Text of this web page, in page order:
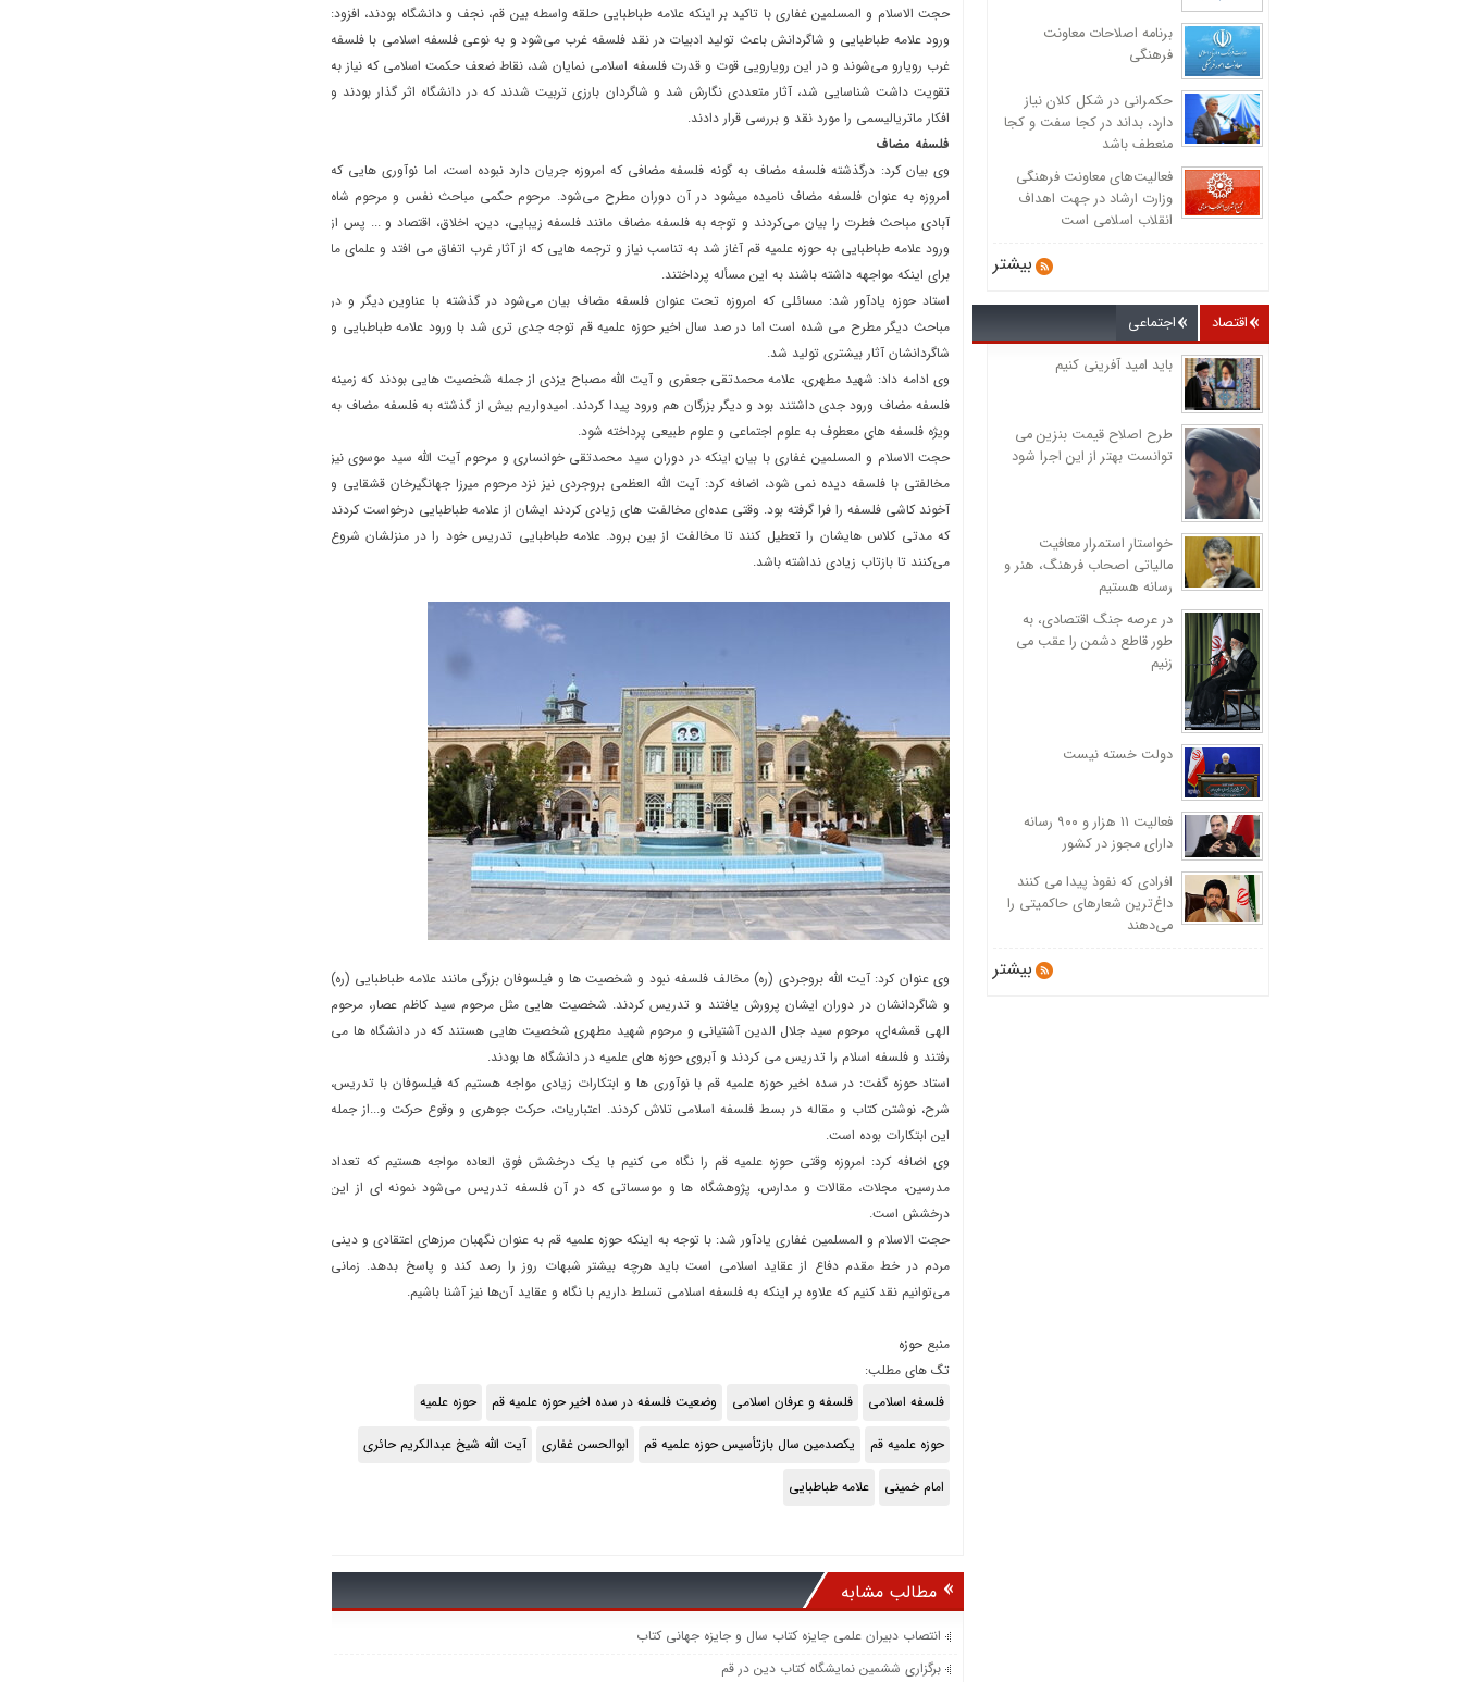
برنامه اصلاحات معاونت
فرهنگی
حکمرانی در شکل کلان نیاز
دارد، بداند در کجا سفت و کجا
منعطف باشد
فعالیت‌های معاونت فرهنگی
وزارت ارشاد در جهت اهداف
انقلاب اسلامی است
بیشتر
اقتصاد اجتماعی
باید امید آفرینی کنیم
طرح اصلاح قیمت بنزین می
توانست بهتر از این اجرا شود
خواستار استمرار معافیت
مالیاتی اصحاب فرهنگ، هنر و
رسانه هستیم
در عرصه جنگ اقتصادی، به
طور قاطع دشمن را عقب می
زنیم
دولت خسته نیست
فعالیت 11 هزار و ۹۰۰ رسانه
دارای مجوز در کشور
افرادی که نفوذ پیدا می کنند
داغ‌ترین شعارهای حاکمیتی را
می‌دهند
بیشتر
حجت الاسلام و المسلمین غفاری با تاکید بر اینکه علامه طباطبایی حلقه واسطه بین قم، نجف و دانشگاه بودند، افزود:
ورود علامه طباطبایی و شاگردانش باعث تولید ادبیات در نقد فلسفه غرب می‌شود و به نوعی فلسفه اسلامی با فلسفه
غرب رویارو می‌شوند و در این رویارویی قوت و قدرت فلسفه اسلامی نمایان شد، نقاط ضعف حکمت اسلامی که نیاز به
تقویت داشت شناسایی شد، آثار متعددی نگارش شد و شاگردان بارزی تربیت شدند که در دانشگاه اثر گذار بودند و
افکار ماتریالیسمی را مورد نقد و بررسی قرار دادند.
فلسفه مضاف
وی بیان کرد: درگذشته فلسفه مضاف به گونه فلسفه مضافی که امروزه جریان دارد نبوده است، اما نوآوری هایی که
امروزه به عنوان فلسفه مضاف نامیده میشود در آن دوران مطرح می‌شود. مرحوم حکمی مباحث نفس و مرحوم شاه
آبادی مباحث فطرت را بیان می‌کردند و توجه به فلسفه مضاف مانند فلسفه زیبایی، دین، اخلاق، اقتصاد و ... پس از
ورود علامه طباطبایی به حوزه علمیه قم آغاز شد به تناسب نیاز و ترجمه هایی که از آثار غرب اتفاق می افتد و علمای ما
برای اینکه مواجهه داشته باشند به این مسأله پرداختند.
استاد حوزه یادآور شد: مسائلی که امروزه تحت عنوان فلسفه مضاف بیان می‌شود در گذشته با عناوین دیگر و در
مباحث دیگر مطرح می شده است اما در صد سال اخیر حوزه علمیه قم توجه جدی تری شد با ورود علامه طباطبایی و
شاگردانشان آثار بیشتری تولید شد.
وی ادامه داد: شهید مطهری، علامه محمدتقی جعفری و آیت الله مصباح یزدی از جمله شخصیت هایی بودند که زمینه
فلسفه مضاف ورود جدی داشتند بود و دیگر بزرگان هم ورود پیدا کردند. امیدواریم بیش از گذشته به فلسفه مضاف به
ویژه فلسفه های معطوف به علوم اجتماعی و علوم طبیعی پرداخته شود.
حجت الاسلام و المسلمین غفاری با بیان اینکه در دوران سید محمدتقی خوانساری و مرحوم آیت الله سید موسوی نیز
مخالفتی با فلسفه دیده نمی شود، اضافه کرد: آیت الله العظمی بروجردی نیز نزد مرحوم میرزا جهانگیرخان قشقایی و
آخوند کاشی فلسفه را فرا گرفته بود. وقتی عده‌ای مخالفت های زیادی کردند ایشان از علامه طباطبایی درخواست کردند
که مدتی کلاس هایشان را تعطیل کنند تا مخالفت از بین برود. علامه طباطبایی تدریس خود را در منزلشان شروع
می‌کنند تا بازتاب زیادی نداشته باشد.
وی عنوان کرد: آیت الله بروجردی (ره) مخالف فلسفه نبود و شخصیت ها و فیلسوفان بزرگی مانند علامه طباطبایی (ره)
و شاگردانشان در دوران ایشان پرورش یافتند و تدریس کردند. شخصیت هایی مثل مرحوم سید کاظم عصار، مرحوم
الهی قمشه‌ای،‌ مرحوم سید جلال الدین آشتیانی و مرحوم شهید مطهری شخصیت هایی هستند که در دانشگاه ها می
رفتند و فلسفه اسلام را تدریس می کردند و آبروی حوزه های علمیه در دانشگاه ها بودند.
استاد حوزه گفت: در سده اخیر حوزه علمیه قم با نوآوری ها و ابتکارات زیادی مواجه هستیم که فیلسوفان با تدریس،
شرح، نوشتن کتاب و مقاله در بسط فلسفه اسلامی تلاش کردند. اعتباریات، حرکت جوهری و وقوع حرکت و...از جمله
این ابتکارات بوده است.
وی اضافه کرد: امروزه وقتی حوزه علمیه قم را نگاه می کنیم با یک درخشش فوق العاده مواجه هستیم که تعداد
مدرسین، مجلات، مقالات و مدارس، پژوهشگاه ها و موسساتی که در آن فلسفه تدریس می‌شود نمونه ای از این
درخشش است.
حجت الاسلام و المسلمین غفاری یادآور شد: با توجه به اینکه حوزه علمیه قم به عنوان نگهبان مرزهای اعتقادی و دینی
مردم در خط مقدم دفاع از عقاید اسلامی است باید هرچه بیشتر شبهات روز را رصد کند و پاسخ بدهد. زمانی
می‌توانیم نقد کنیم که علاوه بر اینکه به فلسفه اسلامی تسلط داریم با نگاه و عقاید آن‌ها نیز آشنا باشیم.
منبع حوزه
تگ های مطلب:
فلسفه اسلامی
فلسفه و عرفان اسلامی وضعیت فلسفه در سده اخیر حوزه علمیه قم حوزه علمیه
حوزه علمیه قم یکصدمین سال بازتأسیس حوزه علمیه قم ابوالحسن غفاری آیت الله شیخ عبدالکریم حائری
امام خمینی علامه طباطبایی
مطالب مشابه
انتصاب دبیران علمی جایزه کتاب سال و جایزه جهانی کتاب
برگزاری ششمین نمایشگاه کتاب دین در قم